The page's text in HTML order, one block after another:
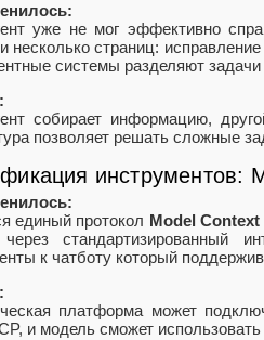
уже не мог эффективно
несколько страниц:
системы разделяют
собирает информацию,
позволяет решать сложные
инструментов:
единый протокол Model
стандартизированный
к чатботу который
платформа может
и модель сможет